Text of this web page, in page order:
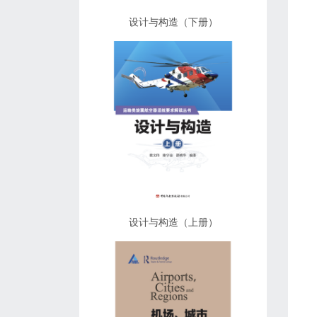
设计与构造（下册）
设计与构造（上册）